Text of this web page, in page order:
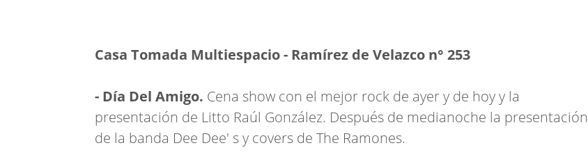
Casa Tomada Multiespacio - Ramírez de Velazco n° 253
- Día Del Amigo. Cena show con el mejor rock de ayer y de hoy y la
presentación de Litto Raúl González. Después de medianoche la presentación
de la banda Dee Dee' s y covers de The Ramones.